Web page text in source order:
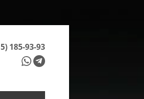
185-93-93